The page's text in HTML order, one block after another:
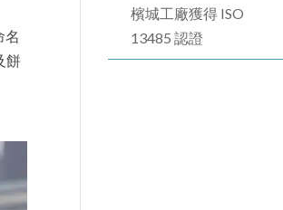
名
餅
檳城工廠獲得 ISO
13485 認證